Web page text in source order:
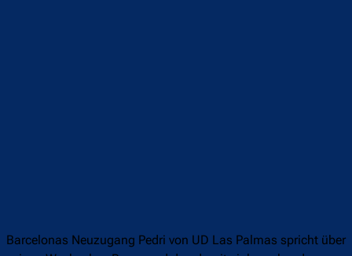
Barcelonas Neuzugang Pedri von UD Las Palmas spricht über